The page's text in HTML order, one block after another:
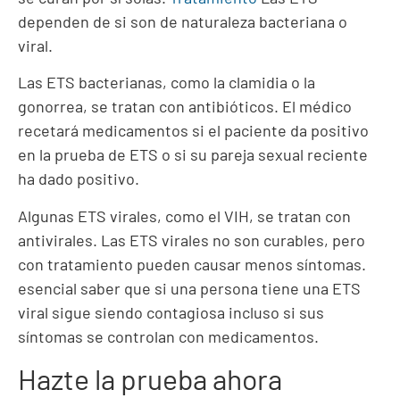
dependen de si son de naturaleza bacteriana o
viral.
Las ETS bacterianas, como la clamidia o la
gonorrea, se tratan con antibióticos. El médico
recetará medicamentos si el paciente da positivo
en la prueba de ETS o si su pareja sexual reciente
ha dado positivo.
Algunas ETS virales, como el VIH, se tratan con
antivirales. Las ETS virales no son curables, pero
con tratamiento pueden causar menos síntomas.
esencial saber que si una persona tiene una ETS
viral sigue siendo contagiosa incluso si sus
síntomas se controlan con medicamentos.
Hazte la prueba ahora